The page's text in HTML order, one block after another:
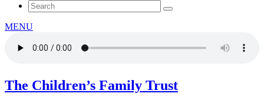
MENU
The Children’s Family Trust